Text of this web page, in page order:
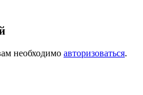
необходимо авторизоваться.